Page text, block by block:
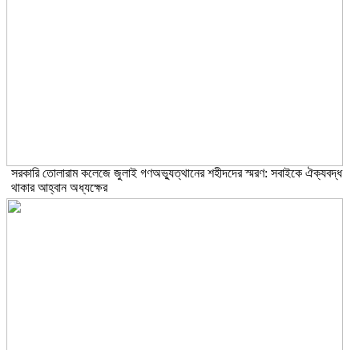
সরকারি তোলারাম কলেজে জুলাই গণঅভ্যুত্থানের শহীদদের স্মরণ: সবাইকে ঐক্যবদ্ধ
থাকার আহ্বান অধ্যক্ষের